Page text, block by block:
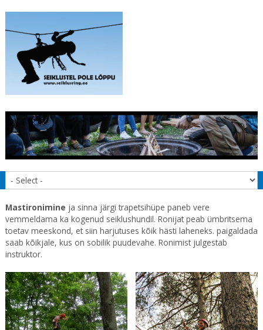
Mastironimine ja sinna järgi trapetsihüpe paneb vere
vemmeldama ka kogenud seiklushundil. Ronijat peab ümbritsema
toetav meeskond, et siin harjutuses kõik hästi laheneks. paigaldada
saab kõikjale, kus on sobilik puudevahe. Ronimist julgestab
instruktor.